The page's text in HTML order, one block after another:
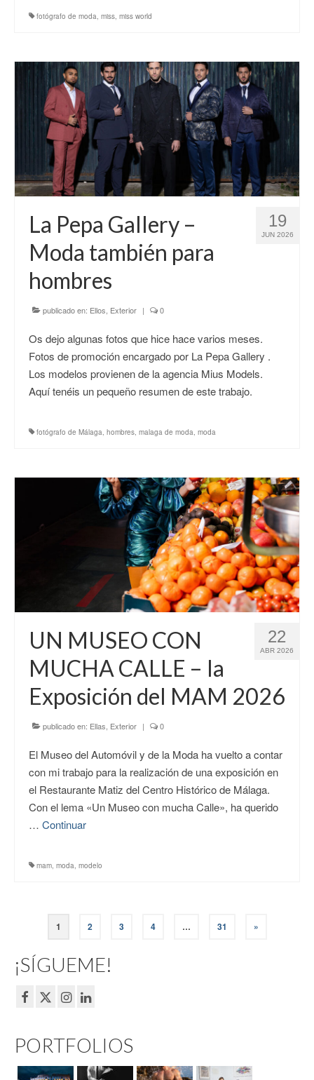
fotógrafo de moda, miss, miss world
19
JUN 2026
La Pepa Gallery –
Moda también para
hombres
publicado en: Ellos Exterior | 0
Os dejo algunas fotos que hice hace varios meses.
Fotos de promoción encargado por La Pepa Gallery .
Los modelos provienen de la agencia Mius Models.
Aquí tenéis un pequeño resumen de este trabajo.
fotógrafo de Málaga, hombres, malaga de moda, moda
22
ABR 2026
UN MUSEO CON
MUCHA CALLE – la
Exposición del MAM 2026
publicado en: Ellas Exterior | 0
El Museo del Automóvil y de la Moda ha vuelto a contar
con mi trabajo para la realización de una exposición en
el Restaurante Matiz del Centro Histórico de Málaga.
Con el lema «Un Museo con mucha Calle», ha querido
… Continuar
mam, moda, modelo
Paginación
de
entradas
1 2 3 4 … 31 »
¡SÍGUEME!
PORTFOLIOS